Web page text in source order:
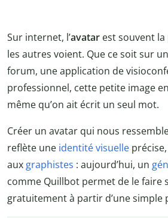
Sur internet, l’avatar est souvent
les autres voient. Que ce soit sur
forum, une application de
professionnel, cette petite image
même qu’on ait écrit un seul mot.
Créer un avatar qui nous
reflète une identité visuelle
aux graphistes : aujourd’hui, un
comme Quillbot permet de le faire
gratuitement à partir d’une simple